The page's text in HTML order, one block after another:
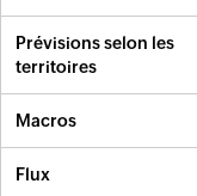
Prévisions selon les
territoires
Macros
Flux